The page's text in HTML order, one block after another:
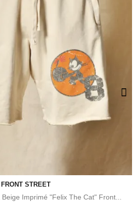
FRONT STREET
Imprimé "Felix The Cat" Front...